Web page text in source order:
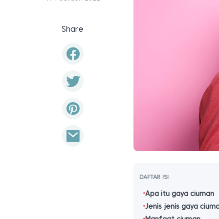
Share
DAFTAR ISI
Apa itu gaya ciuman
Jenis jenis gaya